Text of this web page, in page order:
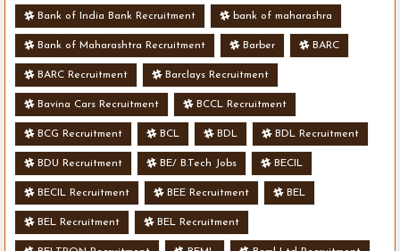
Bank of India Bank Recruitment bank of maharashra
Bank of Maharashtra Recruitment Barber BARC
BARC Recruitment Barclays Recruitment
Bavina Cars Recruitment BCCL Recruitment
BCG Recruitment BCL BDL BDL Recruitment
BDU Recruitment BE/ B.Tech Jobs BECIL
BECIL Recruitment BEE Recruitment BEL
BEL Recruitment BEL Recruitment